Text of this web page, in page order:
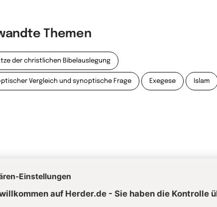
Themen
der christlichen Bibelauslegung
Vergleich und synoptische Frage Exegese Islam